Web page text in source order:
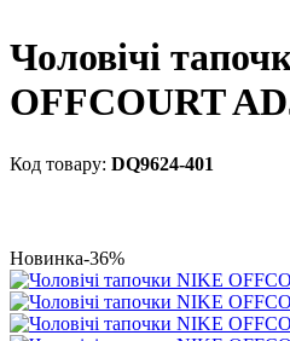
Чоловічі
OFFCOURT
DQ9624-401
Новинка-36%